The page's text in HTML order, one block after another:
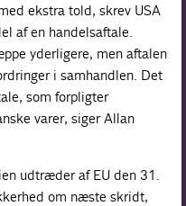
ekstra told, skrev USA
af en handelsaftale.
yderligere, men aftalen
i samhandlen. Det
som forpligter
varer, siger Allan
udtræder af EU den 31.
om næste skridt,